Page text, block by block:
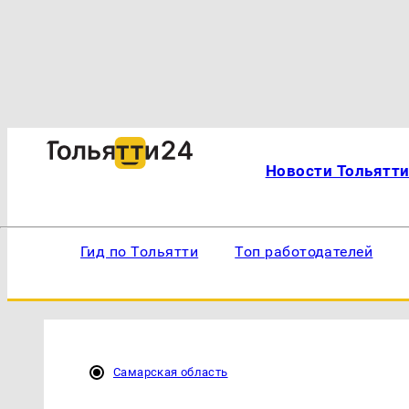
Новости Тольятти
Гид по Тольятти Топ работодателей
Самарская область